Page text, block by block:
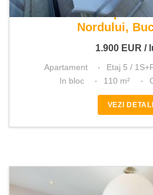
De inchiriat
Nordului,
1.900 EUR /
Apartament Etaj 5 /
In bloc
110 m²
VEZI DETALII